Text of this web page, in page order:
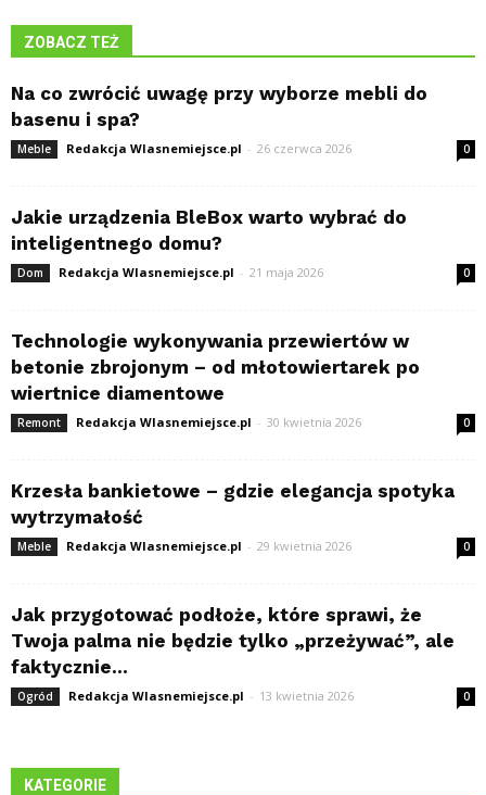
ZOBACZ TEŻ
Na co zwrócić uwagę przy wyborze mebli do
basenu i spa?
Meble Redakcja Wlasnemiejsce.pl - 26 czerwca 2026 0
Jakie urządzenia BleBox warto wybrać do
inteligentnego domu?
Dom Redakcja Wlasnemiejsce.pl - 21 maja 2026 0
Technologie wykonywania przewiertów w
betonie zbrojonym – od młotowiertarek po
wiertnice diamentowe
Remont Redakcja Wlasnemiejsce.pl - 30 kwietnia 2026 0
Krzesła bankietowe – gdzie elegancja spotyka
wytrzymałość
Meble Redakcja Wlasnemiejsce.pl - 29 kwietnia 2026 0
Jak przygotować podłoże, które sprawi, że
Twoja palma nie będzie tylko „przeżywać”, ale
faktycznie...
Ogród Redakcja Wlasnemiejsce.pl - 13 kwietnia 2026 0
KATEGORIE